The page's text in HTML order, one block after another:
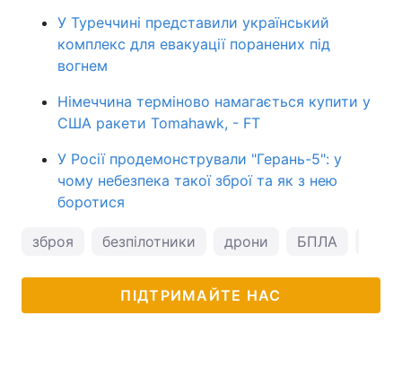
У Туреччині представили український
комплекс для евакуації поранених під
вогнем
Німеччина терміново намагається купити у
США ракети Tomahawk, - FT
У Росії продемонстрували "Герань-5": у
чому небезпека такої зброї та як з нею
боротися
зброя безпілотники дрони БПЛА
ПІДТРИМАЙТЕ НАС